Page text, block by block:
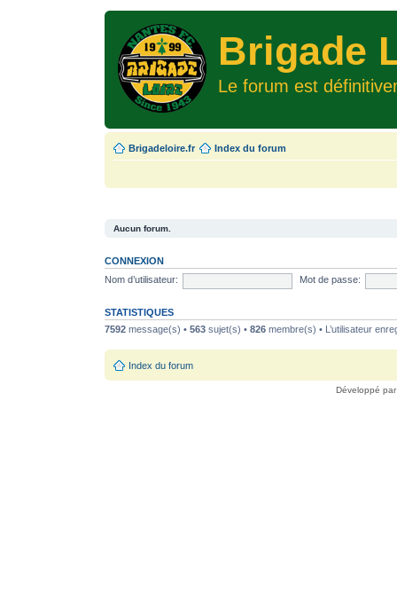
Brigade
Le forum est
Brigadeloire.fr Index du forum
Aucun forum.
CONNEXION
Nom d’utilisateur:
Mot de passe:
STATISTIQUES
7592 message(s) • 563 sujet(s) • 826 membre(s) • L’utilisateur
Index du forum
Développé